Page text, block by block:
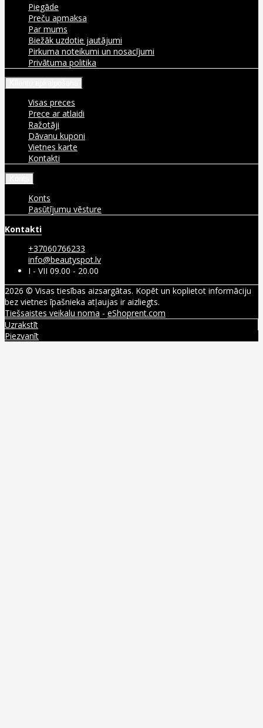
Piegāde
Preču apmaksa
Par mums
Biežāk uzdotie jautājumi
Pirkuma noteikumi un nosacījumi
Privātuma politika
Visas preces
Prece ar atlaidi
Ražotāji
Dāvanu kuponi
Vietnes karte
Kontakti
Konts
Pasūtījumu vēsture
Kontakti
+37060766233
info@beautyspot.lv
I - VII 09.00 - 20.00
2026 © Visas tiesības aizsargātas. Kopēt un koplietot informāciju
bez vietnes īpašnieka atļaujas ir aizliegts.
Tiešsaistes veikalu noma - eShoprent.com
Uzrakstīt
Piezvanīt